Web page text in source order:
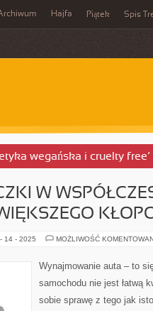
Hajfa Piątek Spis
wegańska i cruelty free’
W
14 - 2025 MOŻLIWOŚĆ
Wynajmowanie auta – to
samochodu nie jest łatwą
sobie sprawę z tego jak